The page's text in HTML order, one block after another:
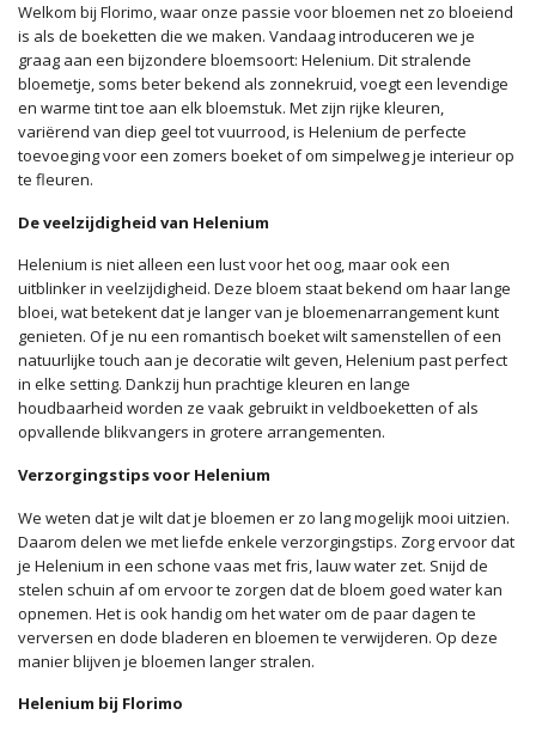
Welkom bij Florimo, waar onze passie voor bloemen net zo bloeiend
is als de boeketten die we maken. Vandaag introduceren we je
graag aan een bijzondere bloemsoort: Helenium. Dit stralende
bloemetje, soms beter bekend als zonnekruid, voegt een levendige
en warme tint toe aan elk bloemstuk. Met zijn rijke kleuren,
variërend van diep geel tot vuurrood, is Helenium de perfecte
toevoeging voor een zomers boeket of om simpelweg je interieur op
te fleuren.
De veelzijdigheid van Helenium
Helenium is niet alleen een lust voor het oog, maar ook een
uitblinker in veelzijdigheid. Deze bloem staat bekend om haar lange
bloei, wat betekent dat je langer van je bloemenarrangement kunt
genieten. Of je nu een romantisch boeket wilt samenstellen of een
natuurlijke touch aan je decoratie wilt geven, Helenium past perfect
in elke setting. Dankzij hun prachtige kleuren en lange
houdbaarheid worden ze vaak gebruikt in veldboeketten of als
opvallende blikvangers in grotere arrangementen.
Verzorgingstips voor Helenium
We weten dat je wilt dat je bloemen er zo lang mogelijk mooi uitzien.
Daarom delen we met liefde enkele verzorgingstips. Zorg ervoor dat
je Helenium in een schone vaas met fris, lauw water zet. Snijd de
stelen schuin af om ervoor te zorgen dat de bloem goed water kan
opnemen. Het is ook handig om het water om de paar dagen te
verversen en dode bladeren en bloemen te verwijderen. Op deze
manier blijven je bloemen langer stralen.
Helenium bij Florimo